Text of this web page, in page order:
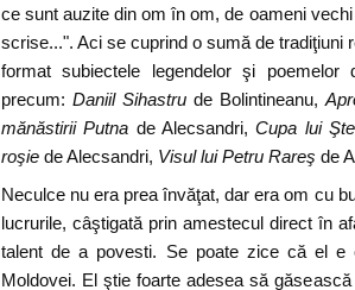
ce sunt auzite din om în om, de oameni
scrise...". Aci se cuprind o sumă de tradiţiuni
format subiectele legendelor şi poemelor
precum:Daniil Sihastrude Bolintineanu,
mănăstirii Putna de Alecsandri,Cupa lui
roşie de Alecsandri, Visul lui Petru Rareş de
Neculce nu era prea învăţat, dar era om cu
lucrurile, câştigată prin amestecul direct în
talent de a povesti. Se poate zice că el e
Moldovei. El ştie foarte adesea să